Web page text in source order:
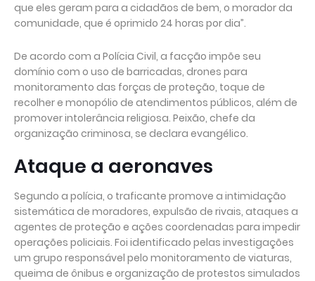
que eles geram para a cidadãos de bem, o morador da
comunidade, que é oprimido 24 horas por dia”.
De acordo com a Polícia Civil, a facção impõe seu
domínio com o uso de barricadas, drones para
monitoramento das forças de proteção, toque de
recolher e monopólio de atendimentos públicos, além de
promover intolerância religiosa. Peixão, chefe da
organização criminosa, se declara evangélico.
Ataque a aeronaves
Segundo a polícia, o traficante promove a intimidação
sistemática de moradores, expulsão de rivais, ataques a
agentes de proteção e ações coordenadas para impedir
operações policiais. Foi identificado pelas investigações
um grupo responsável pelo monitoramento de viaturas,
queima de ônibus e organização de protestos simulados